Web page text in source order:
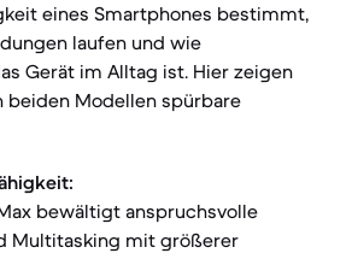
eines Smartphones bestimmt,
laufen und wie
Gerät im Alltag ist. Hier zeigen
beiden Modellen spürbare
Max bewältigt anspruchsvolle
Multitasking mit größerer